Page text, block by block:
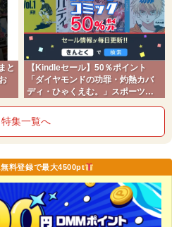
と
【Kindleセール】50％ポイント
「ダイヤモンドの功罪・灼熱カバ
ディ・ひゃくえむ。」スポーツコ
特集一覧へ
無料登録で最大4500pt